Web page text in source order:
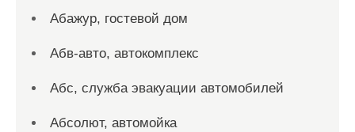
Абажур, гостевой дом
Абв-авто, автокомплекс
Абс, служба эвакуации автомобилей
Абсолют, автомойка